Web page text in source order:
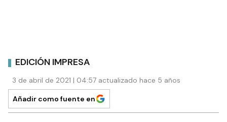
EDICIÓN IMPRESA
3 de abril de 2021 | 04:57 actualizado hace 5 años
Añadir como fuente en